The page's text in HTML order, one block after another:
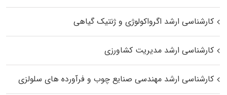
کارشناسی ارشد اگرواکولوژی و ژنتیک گیاهی
کارشناسی ارشد مدیریت کشاورزی
کارشناسی ارشد مهندسی صنایع چوب و فرآورده‌ های سلولزی